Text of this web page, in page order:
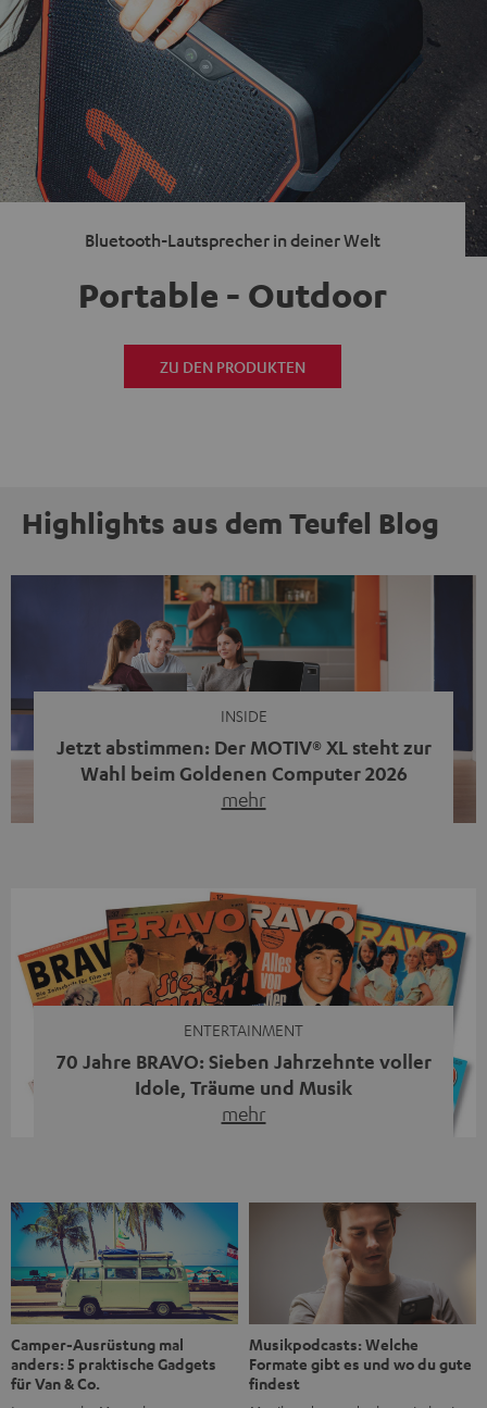
Bluetooth-Lautsprecher in deiner Welt
Portable - Outdoor
ZU DEN PRODUKTEN
Highlights aus dem Teufel Blog
INSIDE
Jetzt abstimmen: Der MOTIV® XL steht zur
Wahl beim Goldenen Computer 2026
mehr
Streaming-System vereint hochwertige HiFi-Technik,
moderne Streaming-Funktionen und hohe Flexibilität in
einem einzigen Gerät – und zeigt, dass man für großen
Sound heute keine klassische HiFi-Anlage mehr braucht.
ENTERTAINMENT
70 Jahre BRAVO: Sieben Jahrzehnte voller
Idole, Träume und Musik
mehr
1956 begleitet das Magazin Jugendliche durch Rock und
Pop, kleine Schwärmereien und große Fragen. Zum 70.
Jubiläum werfen wir einen Blick zurück. Vom Filmheft zur
Jugendmarke: Wie die BRAVO ihren Ton fand Als die […]
Camper-Ausrüstung mal
anders: 5 praktische Gadgets
für Van & Co.
Musikpodcasts: Welche
Formate gibt es und wo du gute
findest